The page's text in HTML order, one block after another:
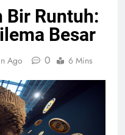
Bir Runtuh:
Besar
Ago 0 6 Mins